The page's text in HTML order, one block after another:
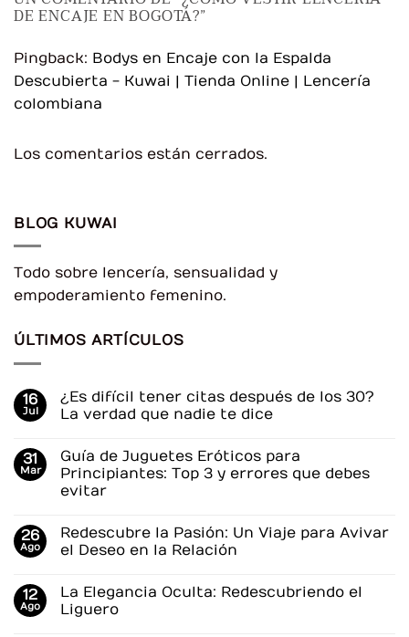
DE ENCAJE EN BOGOTÁ?”
Pingback: Bodys en Encaje con la Espalda
Descubierta - Kuwai | Tienda Online | Lencería
colombiana
Los comentarios están cerrados.
BLOG KUWAI
Todo sobre lencería, sensualidad y
empoderamiento femenino.
ÚLTIMOS ARTÍCULOS
16
Jul
¿Es difícil tener citas después de los 30?
La verdad que nadie te dice
comentarios
en
¿Es
difícil
después
de
los
verdad
que
nadie
31
Mar
Guía de Juguetes Eróticos para
Principiantes: Top 3 y errores que debes
evitar
comentarios
en
Guía
Eróticos
para
Principiantes:
26
Ago
Redescubre la Pasión: Un Viaje para Avivar
el Deseo en la Relación
comentarios
en
Redescubre
12
Ago
La Elegancia Oculta: Redescubriendo el
Liguero